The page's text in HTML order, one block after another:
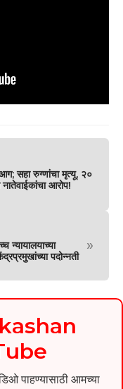
सहा रुग्णांचा मृत्यू, २०
नातेवाईकांचा आरोप!
न्यायालयाच्या
पदोन्नती
»
पाहण्यासाठी आमच्या